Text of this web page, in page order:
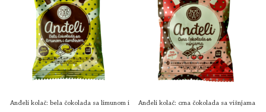
Anđeli kolač: bela čokolada sa limunom i
Anđeli kolač: crna čokolada sa višnjama